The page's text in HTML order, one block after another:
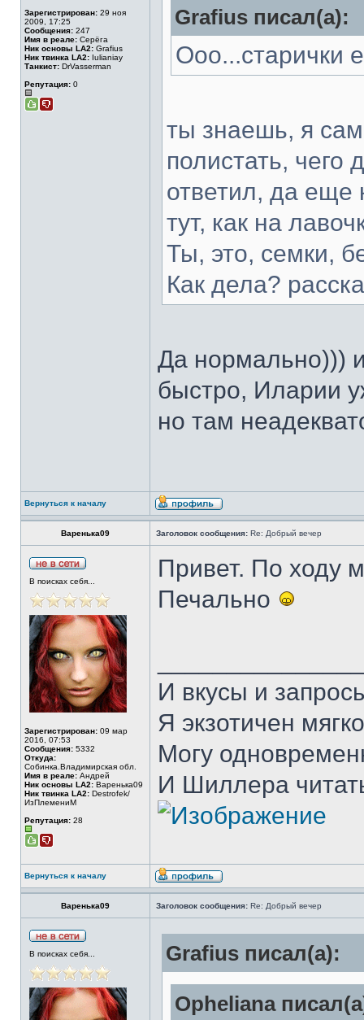
Зарегистрирован: 29 ноя
2009, 17:25
Сообщения: 247
Имя в реале: Серёга
Ник основы LA2: Grafius
Ник твинка LA2: Iulianiay
Танкист: DrVasserman
Репутация: 0
Grafius писал(а):
Ооо...старички
ты знаешь, я
полистать, чего
ответил, да еще
тут, как на
Ты, это, семки,
Как дела?
Да нормально)))
быстро, Иларии
но там
Вернуться к началу
Варенька09 Заголовок сообщения: Re: Добрый вечер
В поисках себя...
Зарегистрирован: 09 мар
2016, 07:53
Сообщения: 5332
Откуда:
Собинка.Владимирская обл.
Имя в реале: Андрей
Ник основы LA2: Варенька09
Ник твинка LA2: Destrofek/
ИзПлемениМ
Репутация: 28
Привет. По ходу
Печально
И вкусы и
Я экзотичен
Могу
И Шиллера
Вернуться к началу
Варенька09 Заголовок сообщения: Re: Добрый вечер
В поисках себя... Grafius писал(а):
Opheliana